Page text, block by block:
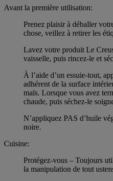
Avant la première utilisation:
Prenez plaisir à déballer
chose, veillez à retirer les
Lavez votre produit Le
vaisselle, puis rincez-le et
À l’aide d’un essuie-tout,
adhérent de la surface
maïs. Lorsque vous avez
chaude, puis séchez-le
N’appliquez PAS d’huile
noire.
Cuisine:
Protégez-vous – Toujours
la manipulation de tout